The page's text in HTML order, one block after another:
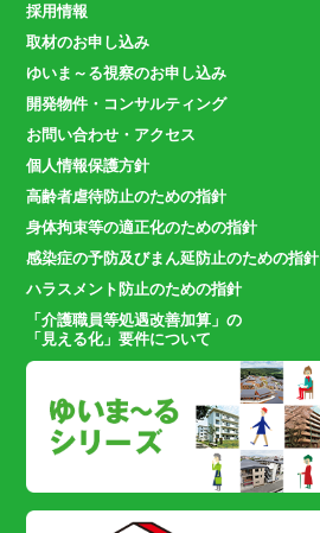
採用情報
取材のお申し込み
ゆいま～る視察のお申し込み
開発物件・コンサルティング
お問い合わせ・アクセス
個人情報保護方針
高齢者虐待防止のための指針
身体拘束等の適正化のための指針
感染症の予防及びまん延防止のための指針
ハラスメント防止のための指針
「介護職員等処遇改善加算」の
「見える化」要件について